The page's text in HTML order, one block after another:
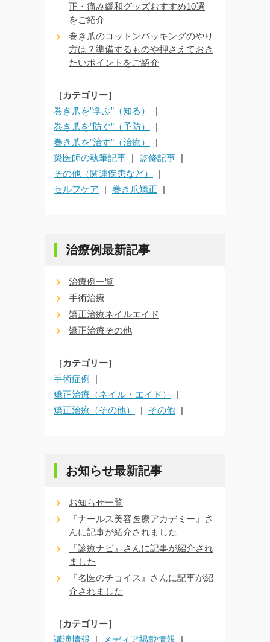
正・痛み緩和グッズおすすめ10選
をご紹介
巻き爪のコットンパッキングのやり
方は？準備するものや押さえておき
たいポイントをご紹介
［カテゴリー］
巻き爪を”学ぶ”（知る）
巻き爪を”防ぐ”（予防）
巻き爪を”治す”（治療）
簗医師の執筆記事
監修記事
その他（関連疾患など）
セルフケア
巻き爪矯正
治療例最新記事
治療例一覧
手術治療
矯正治療ネイルエイド
矯正治療その他
［カテゴリー］
手術症例
矯正治療（ネイル・エイド）
矯正治療（その他）
その他
お知らせ最新記事
お知らせ一覧
『ナールス美容医療アカデミー』さ
んに記事が紹介されました
『診療ナビ』さんに記事が紹介され
ました
『名医のチョイス』さんに記事が紹
介されました
［カテゴリー］
講演情報
メディア掲載情報